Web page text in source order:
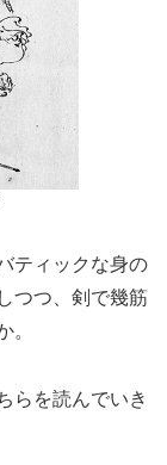
ティックな身の
つつ、剣で幾筋
。
らを読んでいき